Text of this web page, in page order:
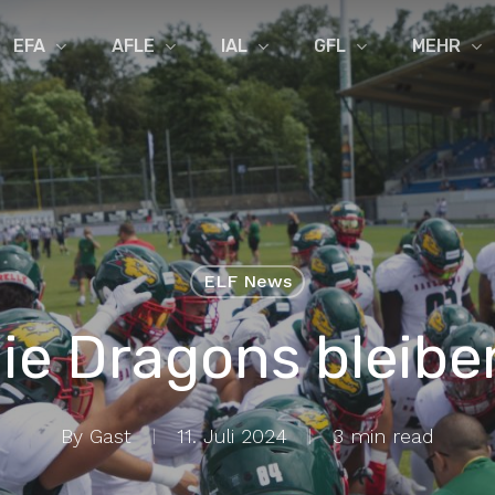
EFA AFLE IAL GFL MEHR
ELF News
Dragons
By Gast 11. Juli 2024 3 min read